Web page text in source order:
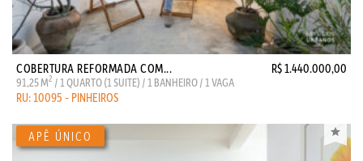
COBERTURA REFORMADA COM... R$ 1.440.000,00
91,25 M2 / 1 QUARTO (1 SUITE) / 1 BANHEIRO / 1 VAGA
RU: 10095 - PINHEIROS